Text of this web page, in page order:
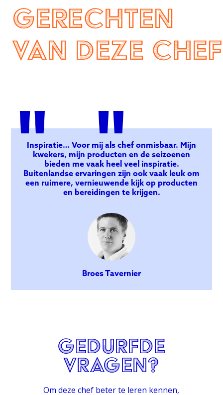
Gerechten
van deze chef
Inspiratie… Voor mij als chef onmisbaar. Mijn
kwekers, mijn producten en de seizoenen
bieden me vaak heel veel inspiratie.
Buitenlandse ervaringen zijn ook vaak leuk om
een ruimere, vernieuwende kijk op producten
en bereidingen te krijgen.
" "
Broes Tavernier
gedurfde
Vragen?
Om deze chef beter te leren kennen,